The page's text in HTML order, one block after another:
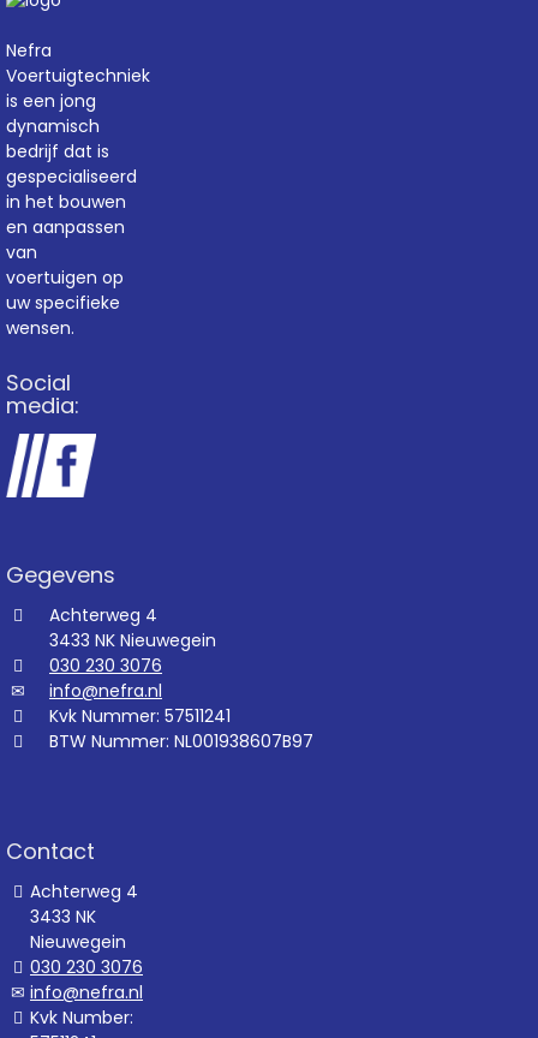
Nefra
Voertuigtechniek
is een jong
dynamisch
bedrijf dat is
gespecialiseerd
in het bouwen
en aanpassen
van
voertuigen op
uw specifieke
wensen.
Social
media:
Gegevens
Achterweg 4
3433 NK Nieuwegein
030 230 3076
info@nefra.nl
Kvk Nummer: 57511241
BTW Nummer: NL001938607B97
Contact
Achterweg 4
3433 NK
Nieuwegein
030 230 3076
info@nefra.nl
Kvk Number: